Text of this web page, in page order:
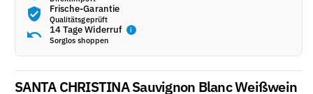
Frische-Garantie
Qualitätsgeprüft
14 Tage Widerruf i
Sorglos shoppen
SANTA CHRISTINA Sauvignon Blanc Weißwein